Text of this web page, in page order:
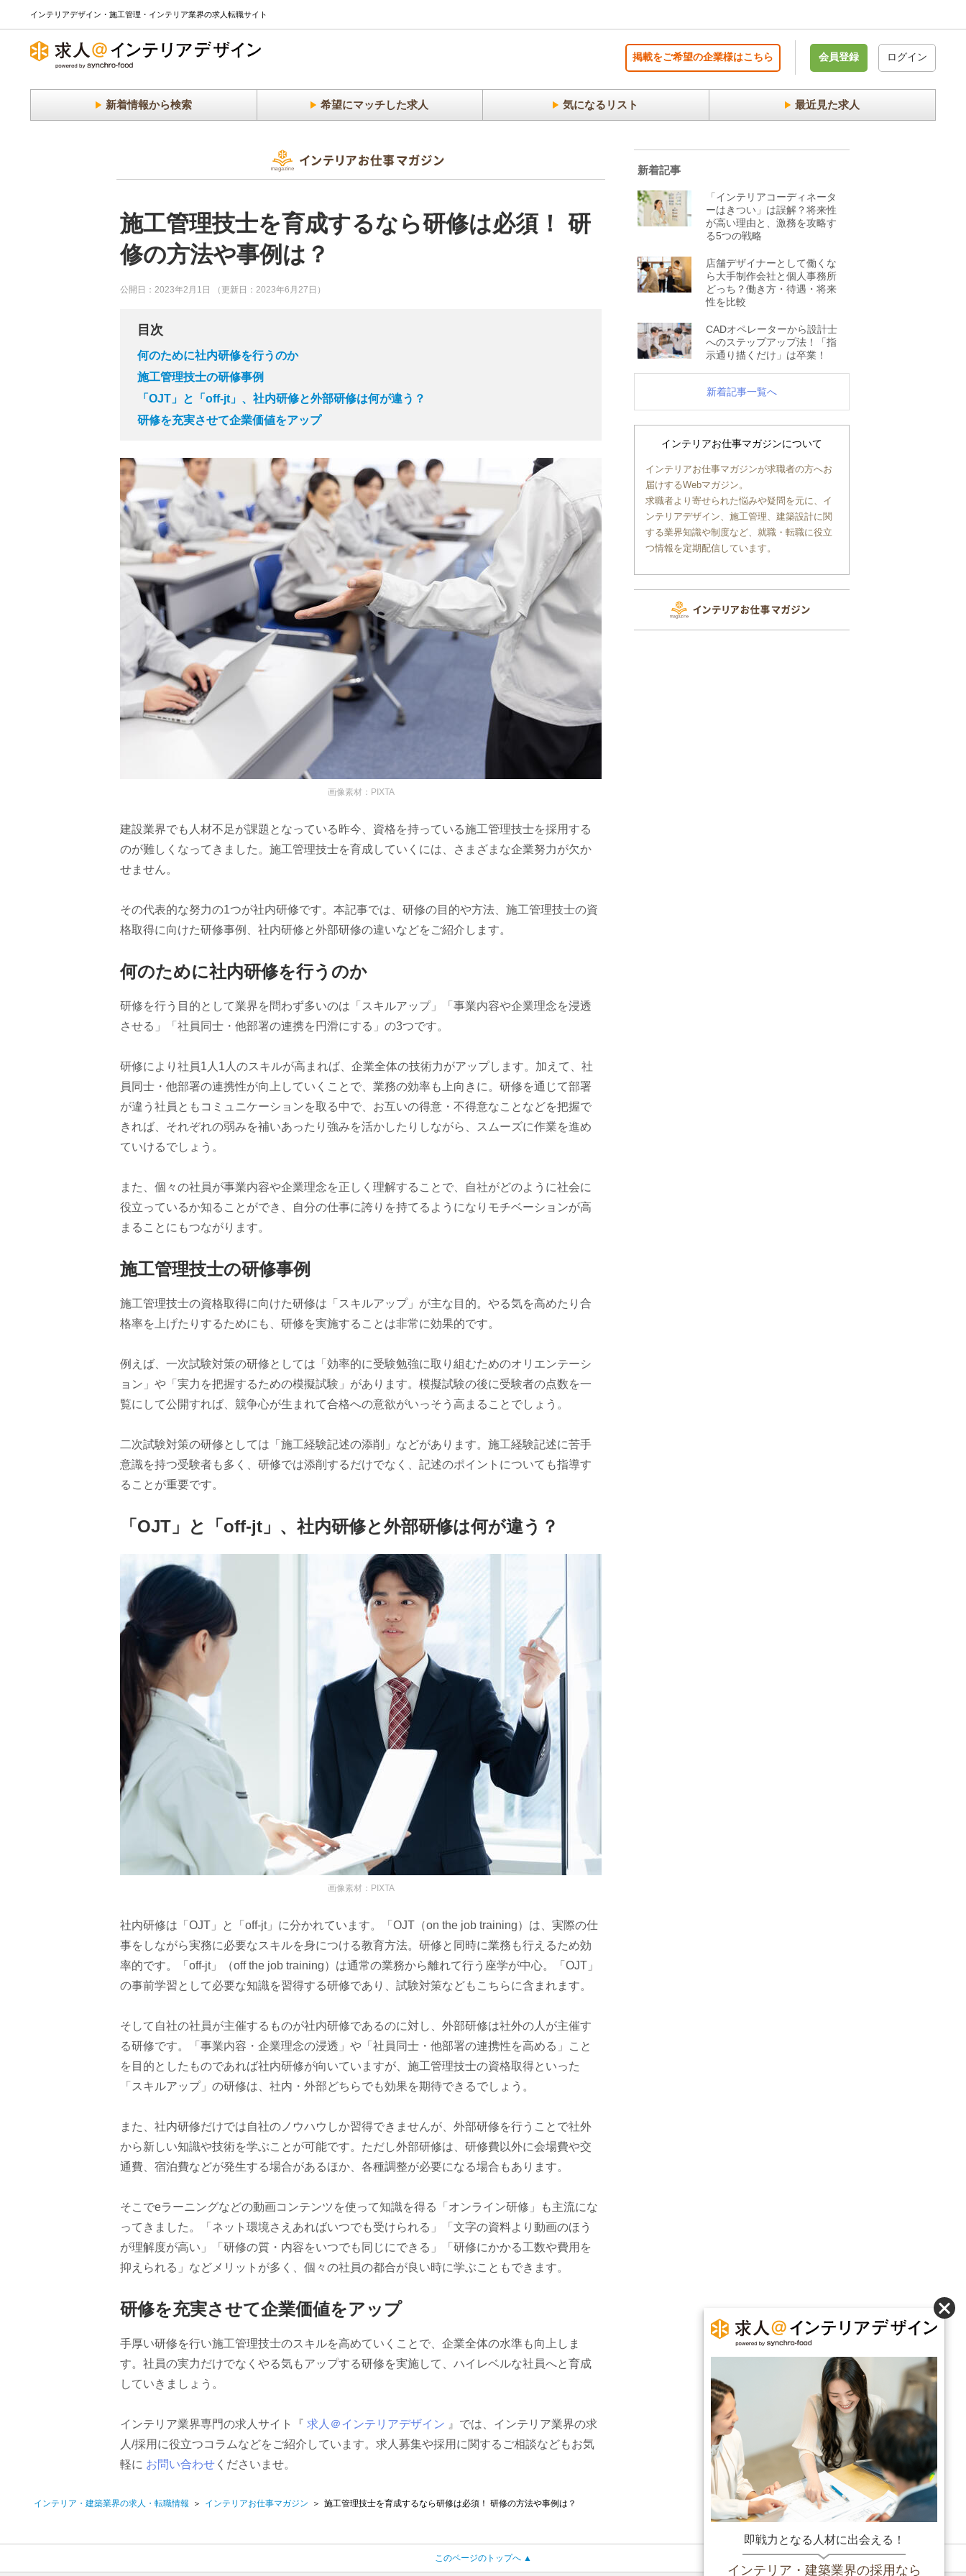
インテリアデザイン・施工管理・インテリア業界の求人転職サイト
掲載をご希望の企業様はこちら 会員登録 ログイン
新着情報から検索 希望にマッチした求人 気になるリスト 最近見た求人
施工管理技士を育成するなら研修は必須！ 研
修の方法や事例は？
公開日：2023年2月1日 （更新日：2023年6月27日）
目次
何のために社内研修を行うのか
施工管理技士の研修事例
「OJT」と「off-jt」、社内研修と外部研修は何が違う？
研修を充実させて企業価値をアップ
画像素材：PIXTA
建設業界でも人材不足が課題となっている昨今、資格を持っている施工管理技士を採用する
のが難しくなってきました。施工管理技士を育成していくには、さまざまな企業努力が欠か
せません。
その代表的な努力の1つが社内研修です。本記事では、研修の目的や方法、施工管理技士の資
格取得に向けた研修事例、社内研修と外部研修の違いなどをご紹介します。
何のために社内研修を行うのか
研修を行う目的として業界を問わず多いのは「スキルアップ」「事業内容や企業理念を浸透
させる」「社員同士・他部署の連携を円滑にする」の3つです。
研修により社員1人1人のスキルが高まれば、企業全体の技術力がアップします。加えて、社
員同士・他部署の連携性が向上していくことで、業務の効率も上向きに。研修を通じて部署
が違う社員ともコミュニケーションを取る中で、お互いの得意・不得意なことなどを把握で
きれば、それぞれの弱みを補いあったり強みを活かしたりしながら、スムーズに作業を進め
ていけるでしょう。
また、個々の社員が事業内容や企業理念を正しく理解することで、自社がどのように社会に
役立っているか知ることができ、自分の仕事に誇りを持てるようになりモチベーションが高
まることにもつながります。
施工管理技士の研修事例
施工管理技士の資格取得に向けた研修は「スキルアップ」が主な目的。やる気を高めたり合
格率を上げたりするためにも、研修を実施することは非常に効果的です。
例えば、一次試験対策の研修としては「効率的に受験勉強に取り組むためのオリエンテーシ
ョン」や「実力を把握するための模擬試験」があります。模擬試験の後に受験者の点数を一
覧にして公開すれば、競争心が生まれて合格への意欲がいっそう高まることでしょう。
二次試験対策の研修としては「施工経験記述の添削」などがあります。施工経験記述に苦手
意識を持つ受験者も多く、研修では添削するだけでなく、記述のポイントについても指導す
ることが重要です。
「OJT」と「off-jt」、社内研修と外部研修は何が違う？
画像素材：PIXTA
社内研修は「OJT」と「off-jt」に分かれています。「OJT（on the job training）は、実際の仕
事をしながら実務に必要なスキルを身につける教育方法。研修と同時に業務も行えるため効
率的です。「off-jt」（off the job training）は通常の業務から離れて行う座学が中心。「OJT」
の事前学習として必要な知識を習得する研修であり、試験対策などもこちらに含まれます。
そして自社の社員が主催するものが社内研修であるのに対し、外部研修は社外の人が主催す
る研修です。「事業内容・企業理念の浸透」や「社員同士・他部署の連携性を高める」こと
を目的としたものであれば社内研修が向いていますが、施工管理技士の資格取得といった
「スキルアップ」の研修は、社内・外部どちらでも効果を期待できるでしょう。
また、社内研修だけでは自社のノウハウしか習得できませんが、外部研修を行うことで社外
から新しい知識や技術を学ぶことが可能です。ただし外部研修は、研修費以外に会場費や交
通費、宿泊費などが発生する場合があるほか、各種調整が必要になる場合もあります。
そこでeラーニングなどの動画コンテンツを使って知識を得る「オンライン研修」も主流にな
ってきました。「ネット環境さえあればいつでも受けられる」「文字の資料より動画のほう
が理解度が高い」「研修の質・内容をいつでも同じにできる」「研修にかかる工数や費用を
抑えられる」などメリットが多く、個々の社員の都合が良い時に学ぶこともできます。
研修を充実させて企業価値をアップ
手厚い研修を行い施工管理技士のスキルを高めていくことで、企業全体の水準も向上しま
す。社員の実力だけでなくやる気もアップする研修を実施して、ハイレベルな社員へと育成
していきましょう。
インテリア業界専門の求人サイト『 求人＠インテリアデザイン 』では、インテリア業界の求
人/採用に役立つコラムなどをご紹介しています。求人募集や採用に関するご相談などもお気
軽に お問い合わせ くださいませ。
新着記事
「インテリアコーディネータ
ーはきつい」は誤解？将来性
が高い理由と、激務を攻略す
る5つの戦略
店舗デザイナーとして働くな
ら大手制作会社と個人事務所
どっち？働き方・待遇・将来
性を比較
CADオペレーターから設計士
へのステップアップ法！「指
示通り描くだけ」は卒業！
新着記事一覧へ
インテリアお仕事マガジンについて
インテリアお仕事マガジンが求職者の方へお
届けするWebマガジン。
求職者より寄せられた悩みや疑問を元に、イ
ンテリアデザイン、施工管理、建築設計に関
する業界知識や制度など、就職・転職に役立
つ情報を定期配信しています。
即戦力となる人材に出会える！
インテリア・建築業界の採用なら
インテリア・建築業界の求人・転職情報 インテリアお仕事マガジン 施工管理技士を育成するなら研修は必須！ 研修の方法や事例は？
このページのトップへ ▲